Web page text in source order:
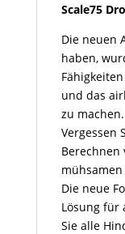
Scale75
Die neuen
haben,
und das
zu machen.
Vergessen
Berechnen
Die neue
Lösung für
Sie alle